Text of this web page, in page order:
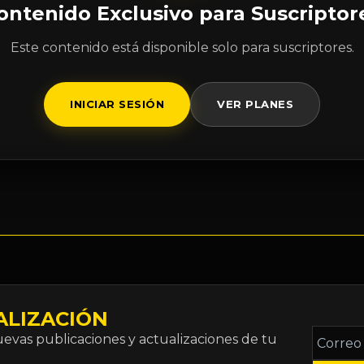
Exclusivo para
Este contenido está disponible solo para suscriptores.
INICIAR SESIÓN VER PLANES
publicaciones y actualizaciones de tu
Correo
*